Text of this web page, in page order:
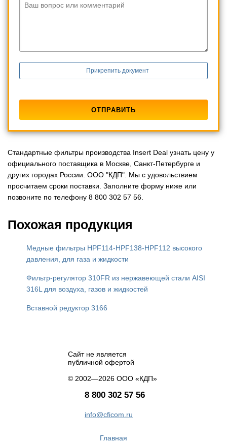
Ваш вопрос или комментарий
Прикрепить документ
Стандартные фильтры производства Insert Deal узнать цену у
официального поставщика в Москве, Санкт-Петербурге и
других городах России. ООО "КДП". Мы с удовольствием
просчитаем сроки поставки. Заполните форму ниже или
позвоните по телефону 8 800 302 57 56.
Похожая продукция
Медные фильтры HPF114-HPF138-HPF112 высокого
давления, для газа и жидкости
Фильтр-регулятор 310FR из нержавеющей стали AISI
316L для воздуха, газов и жидкостей
Вставной редуктор 3166
Сайт не является
публичной офертой
© 2002—2026 ООО «КДП»
8 800 302 57 56
info@cficom.ru
Главная